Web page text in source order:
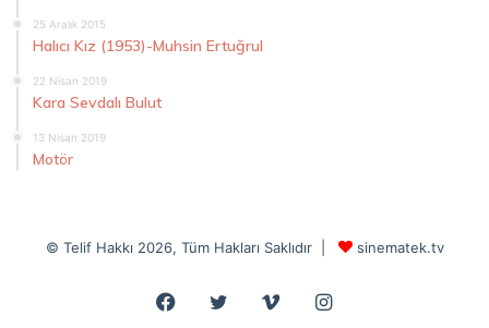
25 Aralık 2015
Halıcı Kız (1953)-Muhsin Ertuğrul
22 Nisan 2019
Kara Sevdalı Bulut
13 Nisan 2019
Motör
© Telif Hakkı 2026, Tüm Hakları Saklıdır | sinematek.tv
Facebook
Twitter VimeoInstagram